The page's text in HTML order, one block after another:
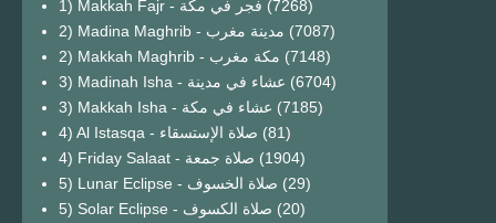
1) Makkah Fajr - فجر في مكة (7268)
2) Madina Maghrib - مدينة مغرب (7087)
2) Makkah Maghrib - مكة مغرب (7148)
3) Madinah Isha - عشاء في مدينة (6704)
3) Makkah Isha - عشاء في مكة (7185)
4) Al Istasqa - صلاة الإستسقاء (81)
4) Friday Salaat - صلاة جمعة (1904)
5) Lunar Eclipse - صلاة الخسوف (29)
(20)